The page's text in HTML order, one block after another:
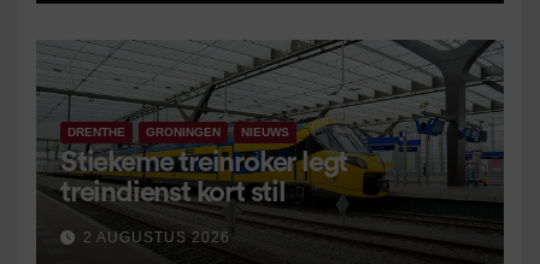
DRENTHE GRONINGEN NIEUWS
Stiekeme treinroker legt
treindienst kort stil
2 AUGUSTUS 2026